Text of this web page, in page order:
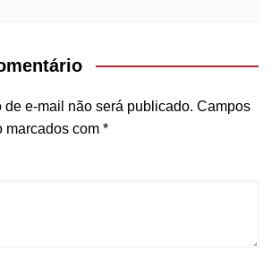
de e-mail não será publicado. Campos
marcados com *